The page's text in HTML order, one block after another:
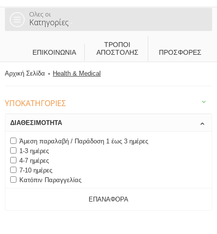
Ολες οι
Κατηγορίες
ΕΠΙΚΟΙΝΩΝΊΑ
ΤΡΌΠΟΙ
ΑΠΟΣΤΟΛΉΣ
ΠΡΟΣΦΟΡΕΣ
Αρχική Σελίδα Health & Medical
ΥΠΟΚΑΤΗΓΟΡΊΕΣ
ΔΙΑΘΕΣΙΜΌΤΗΤΑ
Άμεση παραλαβή / Παράδοση 1 έως 3 ημέρες
1-3 ημέρες
4-7 ημέρες
7-10 ημέρες
Κατόπιν Παραγγελίας
ΕΠΑΝΑΦΟΡΆ